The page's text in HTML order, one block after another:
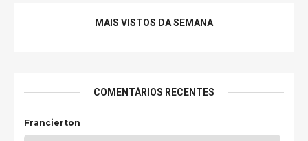
MAIS VISTOS DA SEMANA
COMENTÁRIOS RECENTES
Francierton